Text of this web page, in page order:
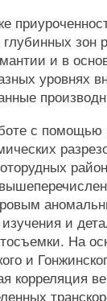
зон
и в
уровнях
с помощью
и
На
и
корреляция